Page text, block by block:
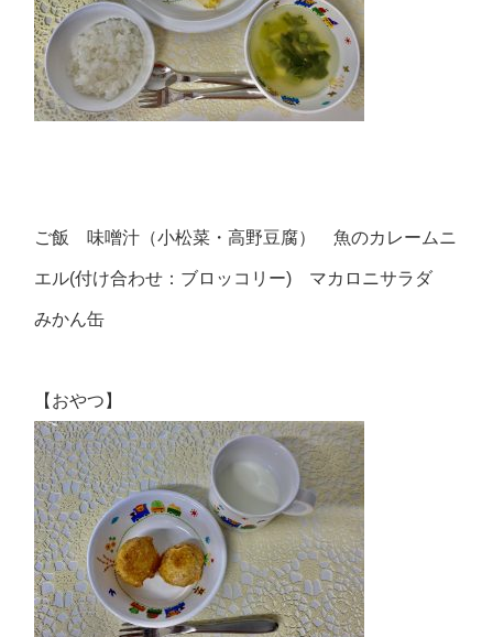
ご飯 味噌汁（小松菜・高野豆腐） 魚のカレームニ
エル(付け合わせ：ブロッコリー) マカロニサラダ
みかん缶
【おやつ】